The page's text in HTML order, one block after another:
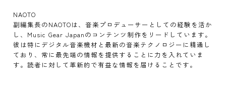
NAOTO
副編集長のNAOTOは、音楽プロデューサーとしての経験を活か
し、Music Gear Japanのコンテンツ制作をリードしています。
彼は特にデジタル音楽機材と最新の音楽テクノロジーに精通し
ており、常に最先端の情報を提供することに力を入れていま
す。読者に対して革新的で有益な情報を届けることです。